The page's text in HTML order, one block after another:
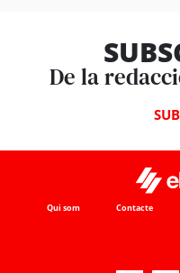
De la
Qui som Contacte